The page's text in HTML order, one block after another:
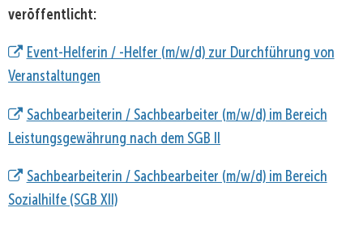
veröffentlicht:
Event-Helferin / -Helfer (m/w/d) zur Durchführung von
Veranstaltungen
Sachbearbeiterin / Sachbearbeiter (m/w/d) im Bereich
Leistungsgewährung nach dem SGB II
Sachbearbeiterin / Sachbearbeiter (m/w/d) im Bereich
Sozialhilfe (SGB XII)